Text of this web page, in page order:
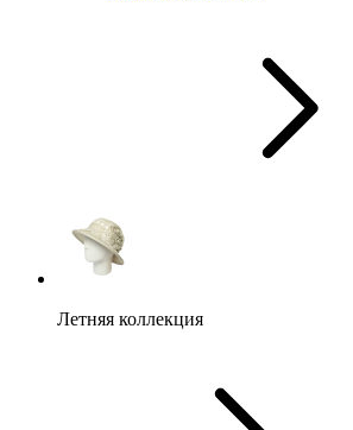
Летняя коллекция